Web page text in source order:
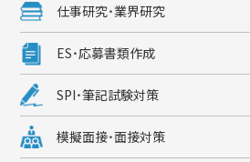
仕事研究・業界研究
ES・応募書類作成
SPI・筆記試験対策
模擬面接・面接対策